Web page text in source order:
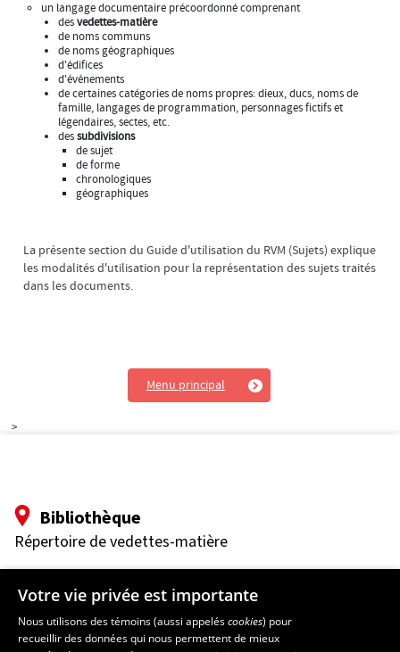
un langage documentaire précoordonné comprenant
desvedettes-matière
de noms communs
de noms géographiques
d'édifices
d'événements
de certaines catégories de noms propres: dieux, ducs, noms de
famille, langages de programmation, personnages fictifs et
légendaires, sectes, etc.
dessubdivisions
de sujet
de forme
chronologiques
géographiques
La présente section du Guide d'utilisation du RVM (Sujets) explique
les modalités d'utilisation pour la représentation des sujets traités
dans les documents.
Menu principal
>
Bibliothèque
Répertoire de vedettes-matière
2345 Allée des Bibliothèques
Université Laval
Québec (Québec) G1V 0A6
Votre vie privée est importante
Nous utilisons des témoins (aussi appeléscookies) pour
recueillir des données qui nous permettent de mieux